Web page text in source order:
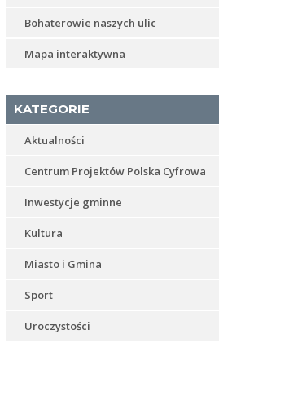
Bohaterowie naszych ulic
Mapa interaktywna
KATEGORIE
Aktualności
Centrum Projektów Polska Cyfrowa
Inwestycje gminne
Kultura
Miasto i Gmina
Sport
Uroczystości